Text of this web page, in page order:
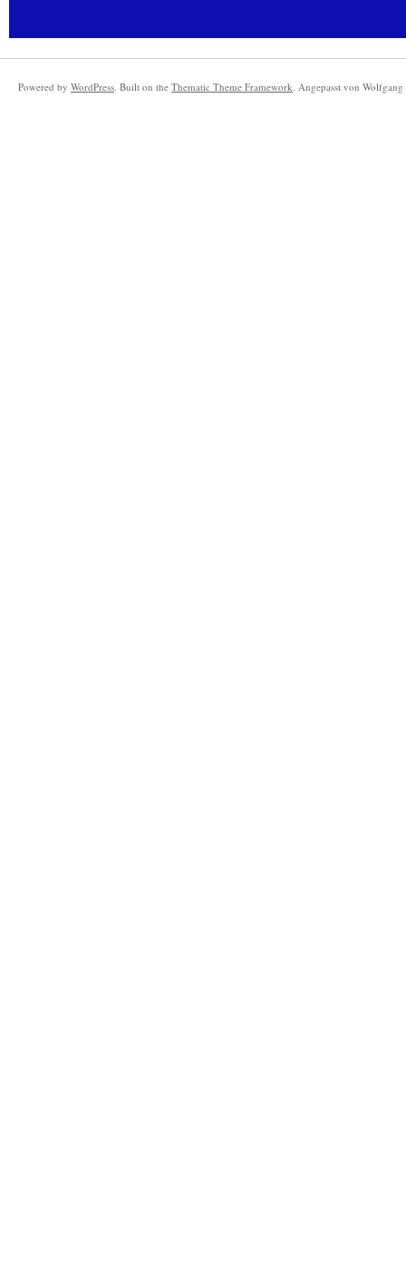
Powered by WordPress. Built on the Thematic Theme Framework. Angepasst von